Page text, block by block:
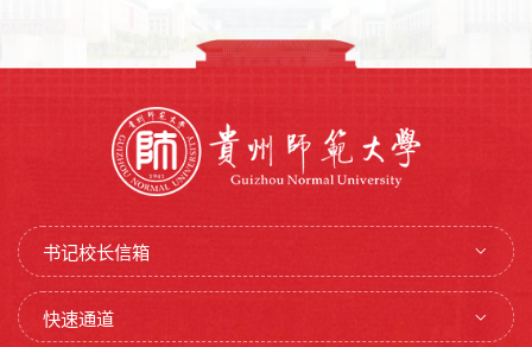
书记校长信箱
快速通道